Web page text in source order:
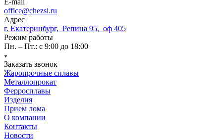
E-mail
office@chezsi.ru
Адрес
г. Екатеринбург, Репина 95, оф 405
Режим работы
Пн. – Пт.: с 9:00 до 18:00
Заказать звонок
Жаропрочные сплавы
Металлопрокат
Ферросплавы
Изделия
Прием лома
О компании
Контакты
Новости